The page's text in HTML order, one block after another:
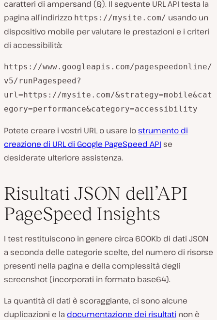
caratteri di ampersand (&). Il seguente URL API testa la
pagina all’indirizzo https://mysite.com/ usando un
dispositivo mobile per valutare le prestazioni e i criteri
di accessibilità:
https://www.googleapis.com/pagespeedonline/
v5/runPagespeed?
url=https://mysite.com/&strategy=mobile&cat
egory=performance&category=accessibility
Potete creare i vostri URL o usare lostrumento di
creazione di URL di Google PageSpeed API se
desiderate ulteriore assistenza.
Risultati JSON dell’API
PageSpeed Insights
I test restituiscono in genere circa 600Kb di dati JSON
a seconda delle categorie scelte, del numero di risorse
presenti nella pagina e della complessità degli
screenshot (incorporati in formato base64).
La quantità di dati è scoraggiante, ci sono alcune
duplicazioni e la documentazione dei risultati non è